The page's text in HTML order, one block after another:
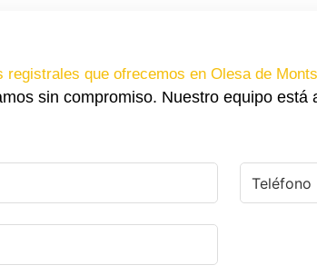
registrales que ofrecemos en Olesa de
sin compromiso. Nuestro equipo